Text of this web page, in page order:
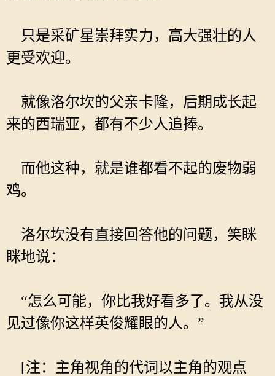
只是采矿星崇拜实力，高大强壮的人
更受欢迎。
就像洛尔坎的父亲卡隆，后期成长起
来的西瑞亚，都有不少人追捧。
而他这种，就是谁都看不起的废物弱
鸡。
洛尔坎没有直接回答他的问题，笑眯
眯地说：
“怎么可能，你比我好看多了。我从没
见过像你这样英俊耀眼的人。”
[注：主角视角的代词以主角的观点